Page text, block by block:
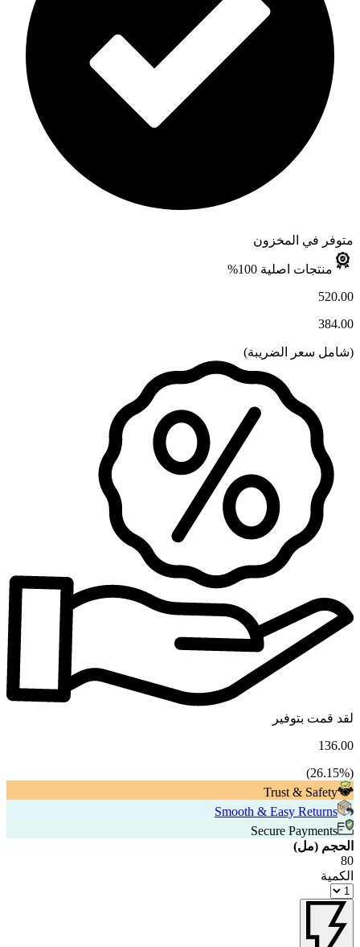
متوفر في المخزون
منتجات اصلية 100%
520.00
384.00
(شامل سعر الضريبة)
لقد قمت بتوفير
136.00
(
26.15%)
Trust & Safety
Smooth & Easy Returns
Secure Payments
الحجم (مل)
80
الكمية